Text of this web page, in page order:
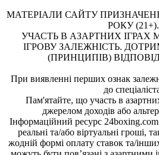
МАТЕРІАЛИ САЙТУ
РОКУ (21+).
УЧАСТЬ В АЗАРТНИХ
ІГРОВУ ЗАЛЕЖНІСТЬ.
(ПРИНЦИПІВ)
При виявленні перших ознак
до
Пам'ятайте, що участь в
джерелом доходів або
Інформаційний ресурс
реальні та/або віртуальні гроші,
жодній формі оплату ставок та/